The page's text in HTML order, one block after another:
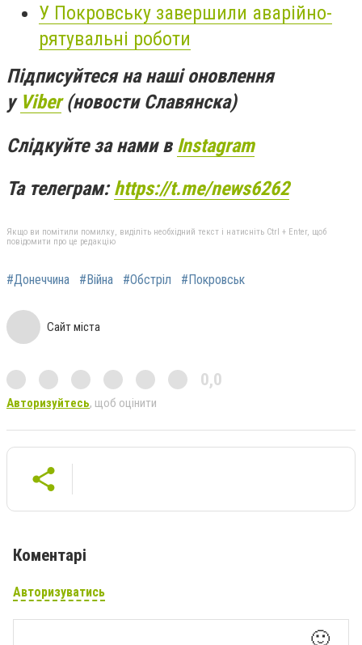
У Покровську завершили аварійно-
рятувальні роботи
Підписуйтеся на наші оновлення
у Viber(новости Славянска)
Слідкуйте за нами в Instagram
Та телеграм:https://t.me/news6262
Якщо ви помітили помилку, виділіть необхідний текст і натисніть Ctrl + Enter, щоб
повідомити про це редакцію
#Донеччина #Війна #Обстріл #Покровськ
Сайт міста
0,0
Авторизуйтесь, щоб оцінити
Коментарі
Авторизуватись
🙂